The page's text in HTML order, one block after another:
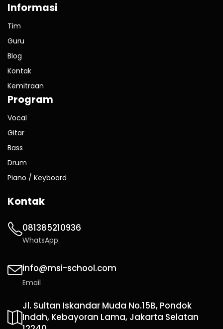
Informasi
Tim
Guru
Blog
Kontak
Kemitraan
Program
Vocal
Gitar
Bass
Drum
Piano / Keyboard
Kontak
081385210936
WhatsApp
info@msi-school.com
Email
Jl. Sultan Iskandar Muda No.15B, Pondok
Indah, Kebayoran Lama, Jakarta Selatan